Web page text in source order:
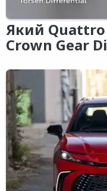
Який Quattro
Crown Gear